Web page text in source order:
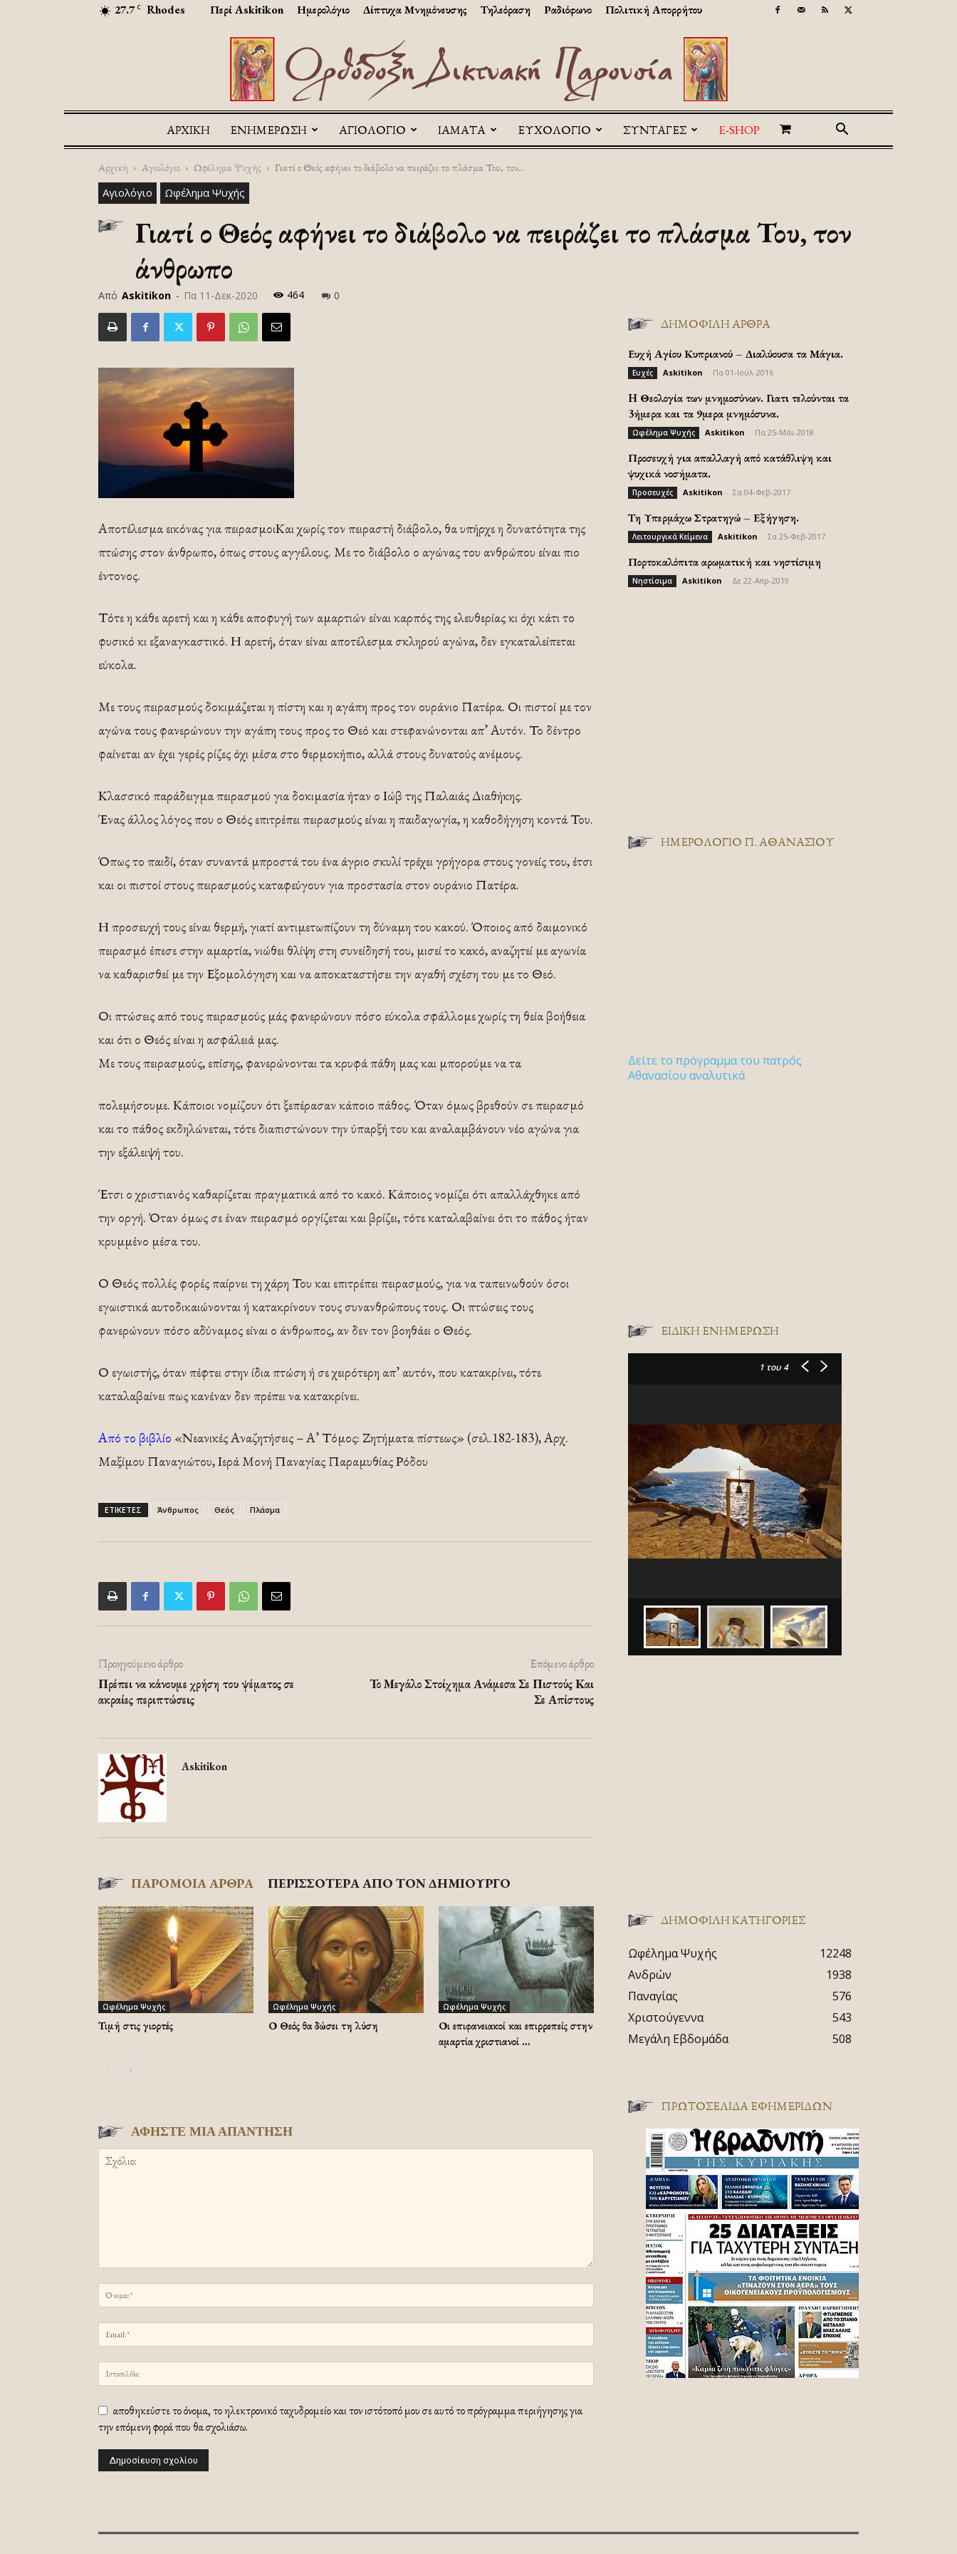
27.7 C Rhodes Περί Askitikon Ημερολόγιο Δίπτυχα Μνημόνευσης Τηλεόραση Ραδιόφωνο Πολιτική Απορρήτου
Askitikon
ΑΡΧΙΚΉ ΕΝΗΜΕΡΩΣΗ ΑΓΙΟΛΟΓΙΟ ΙΑΜΑΤΑ ΕΥΧΟΛΟΓΙΟ ΣΥΝΤΑΓΕΣ E-SHOP
Αρχική Αγιολόγιο Ωφέλημα Ψυχής Γιατί ο Θεός αφήνει το διάβολο να πειράζει το πλάσμα Του, τον...
Αγιολόγιο Ωφέλημα Ψυχής
Γιατί ο Θεός αφήνει το διάβολο να πειράζει το πλάσμα Του, τον
άνθρωπο
Από Askitikon - Πα 11-Δεκ-2020 464 0
Αποτέλεσμα εικόνας για πειρασμοιΚαι χωρίς τον πειραστή διάβολο, θα υπήρχε η δυνατότητα της
πτώσης στον άνθρωπο, όπως στους αγγέλους. Με το διάβολο ο αγώνας του ανθρώπου είναι πιο
έντονος.
Τότε η κάθε αρετή και η κάθε αποφυγή των αμαρτιών είναι καρπός της ελευθερίας κι όχι κάτι το
φυσικό κι εξαναγκαστικό. Η αρετή, όταν είναι αποτέλεσμα σκληρού αγώνα, δεν εγκαταλείπεται
εύκολα.
Με τους πειρασμούς δοκιμάζεται η πίστη και η αγάπη προς τον ουράνιο Πατέρα. Οι πιστοί με τον
αγώνα τους φανερώνουν την αγάπη τους προς το Θεό και στεφανώνονται απ’ Αυτόν. Το δέντρο
φαίνεται αν έχει γερές ρίζες όχι μέσα στο θερμοκήπιο, αλλά στους δυνατούς ανέμους.
Κλασσικό παράδειγμα πειρασμού για δοκιμασία ήταν ο Ιώβ της Παλαιάς Διαθήκης.
Ένας άλλος λόγος που ο Θεός επιτρέπει πειρασμούς είναι η παιδαγωγία, η καθοδήγηση κοντά Του.
Όπως το παιδί, όταν συναντά μπροστά του ένα άγριο σκυλί τρέχει γρήγορα στους γονείς του, έτσι
και οι πιστοί στους πειρασμούς καταφεύγουν για προστασία στον ουράνιο Πατέρα.
Η προσευχή τους είναι θερμή, γιατί αντιμετωπίζουν τη δύναμη του κακού. Όποιος από δαιμονικό
πειρασμό έπεσε στην αμαρτία, νιώθει θλίψη στη συνείδησή του, μισεί το κακό, αναζητεί με αγωνία
να καθαρισθεί με την Εξομολόγηση και να αποκαταστήσει την αγαθή σχέση του με το Θεό.
Οι πτώσεις από τους πειρασμούς μάς φανερώνουν πόσο εύκολα σφάλλομε χωρίς τη θεία βοήθεια
και ότι ο Θεός είναι η ασφάλειά μας.
Με τους πειρασμούς, επίσης, φανερώνονται τα κρυφά πάθη μας και μπορούμε να τα
πολεμήσουμε. Κάποιοι νομίζουν ότι ξεπέρασαν κάποιο πάθος. Όταν όμως βρεθούν σε πειρασμό
και το πάθος εκδηλώνεται, τότε διαπιστώνουν την ύπαρξή του και αναλαμβάνουν νέο αγώνα για
την εξάλειψή του.
Έτσι ο χριστιανός καθαρίζεται πραγματικά από το κακό. Κάποιος νομίζει ότι απαλλάχθηκε από
την οργή. Όταν όμως σε έναν πειρασμό οργίζεται και βρίζει, τότε καταλαβαίνει ότι το πάθος ήταν
κρυμμένο μέσα του.
Ο Θεός πολλές φορές παίρνει τη χάρη Του και επιτρέπει πειρασμούς, για να ταπεινωθούν όσοι
εγωιστικά αυτοδικαιώνονται ή κατακρίνουν τους συνανθρώπους τους. Οι πτώσεις τους
φανερώνουν πόσο αδύναμος είναι ο άνθρωπος, αν δεν τον βοηθάει ο Θεός.
Ο εγωιστής, όταν πέφτει στην ίδια πτώση ή σε χειρότερη απ’ αυτόν, που κατακρίνει, τότε
καταλαβαίνει πως κανέναν δεν πρέπει να κατακρίνει.
Από το βιβλίο «Νεανικές Αναζητήσεις – Α’ Τόμος: Ζητήματα πίστεως» (σελ.182-183), Αρχ.
Μαξίμου Παναγιώτου, Ιερά Μονή Παναγίας Παραμυθίας Ρόδου
ΕΤΙΚΕΤΕΣ Άνθρωπος Θεός Πλάσμα
Προηγούμενο άρθρο
Πρέπει να κάνουμε χρήση του ψέματος σε
ακραίες περιπτώσεις
Επόμενο άρθρο
Το Μεγάλο Στοίχημα Ανάμεσα Σε Πιστούς Και
Σε Απίστους
Askitikon
ΠΑΡΟΜΟΙΑ ΑΡΘΡΑ ΠΕΡΙΣΣΟΤΕΡΑ ΑΠΟ ΤΟΝ ΔΗΜΙΟΥΡΓΟ
Ωφέλημα Ψυχής
Τιμή στις γιορτές
Ωφέλημα Ψυχής
Ο Θεός θα δώσει τη λύση
Ωφέλημα Ψυχής
Οι επιφανειακοί και επιρρεπείς στην
αμαρτία χριστιανοί …
ΑΦΗΣΤΕ ΜΙΑ ΑΠΑΝΤΗΣΗ
αποθηκεύστε το όνομα, το ηλεκτρονικό ταχυδρομείο και τον ιστότοπό μου σε αυτό το πρόγραμμα περιήγησης για
την επόμενη φορά που θα σχολιάσω.
ΔΗΜΟΦΙΛΗ ΑΡΘΡΑ
Ευχή Αγίου Κυπριανού – Διαλύουσα τα Μάγια.
Ευχές Askitikon Πα 01-Ιούλ-2016
H Θεολογία των μνημοσύνων. Γιατι τελούνται τα
3ήμερα και τα 9μερα μνημόσυνα.
Ωφέλημα Ψυχής Askitikon Πα 25-Μάι-2018
Προσευχή για απαλλαγή από κατάθλιψη και
ψυχικά νοσήματα.
Προσευχές Askitikon Σα 04-Φεβ-2017
Τη Υπερμάχω Στρατηγώ – Εξήγηση.
Λειτουργικά Κείμενα Askitikon Σα 25-Φεβ-2017
Πορτοκαλόπιτα αρωματική και νηστίσιμη
Νηστίσιμα Askitikon Δε 22-Απρ-2019
ΗΜΕΡΟΛΟΓΙΟ Π. ΑΘΑΝΑΣΙΟΥ
Δείτε το πρόγραμμα του πατρός
Αθανασίου αναλυτικά
ΕΙΔΙΚΉ ΕΝΗΜΈΡΩΣΗ
1 του 4
ΔΗΜΟΦΙΛΗ ΚΑΤΗΓΟΡΙΕΣ
Ωφέλημα Ψυχής
12248
Ανδρών
1938
Παναγίας
576
Χριστούγεννα
543
Μεγάλη Εβδομάδα
508
ΠΡΩΤΟΣΈΛΙΔΑ ΕΦΗΜΕΡΊΔΩΝ